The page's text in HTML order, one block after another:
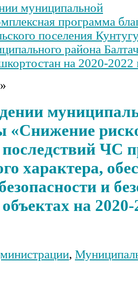
муниципальной
программа
поселения
района
на 2020-2022
»
«Снижение
ЧС
характера,
и
на 2020-
,